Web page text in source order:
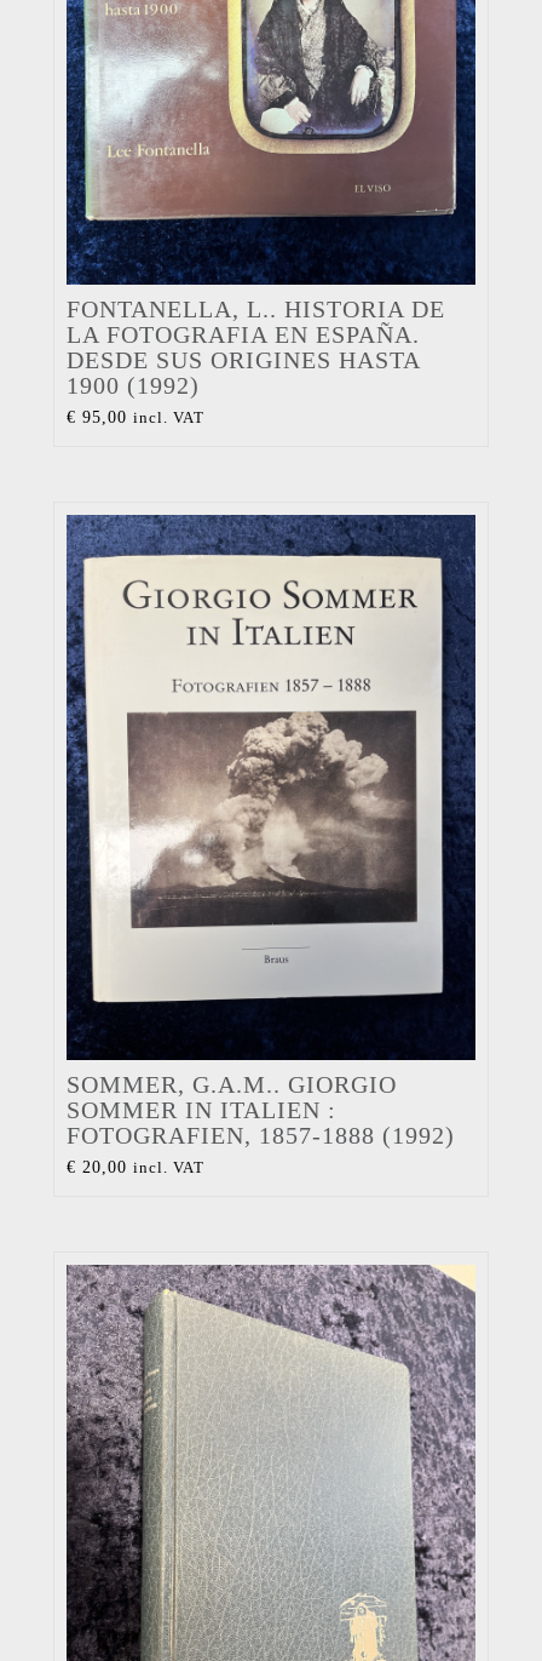
FONTANELLA, L.. HISTORIA DE
LA FOTOGRAFIA EN ESPAÑA.
DESDE SUS ORIGINES HASTA
1900 (1992)
€ 95,00 incl. VAT
SOMMER, G.A.M.. GIORGIO
SOMMER IN ITALIEN :
FOTOGRAFIEN, 1857-1888 (1992)
€ 20,00 incl. VAT